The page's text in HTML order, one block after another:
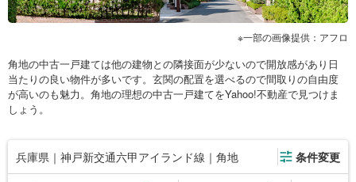
一部の画像提供：アフロ
角地の中古一戸建ては他の建物との隣接面が少ないので開放感があり日
当たりの良い物件が多いです。玄関の配置を選べるので間取りの自由度
が高いのも魅力。角地の理想の中古一戸建てをYahoo!不動産で見つけま
しょう。
兵庫県｜神戸新交通六甲アイランド線｜角地 条件変更